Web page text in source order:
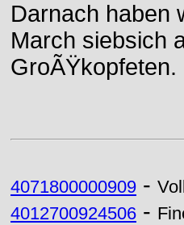
Darnach haben
March siebsich
GroÃŸkopfeten.
4071800000909 -
4012700924506 -